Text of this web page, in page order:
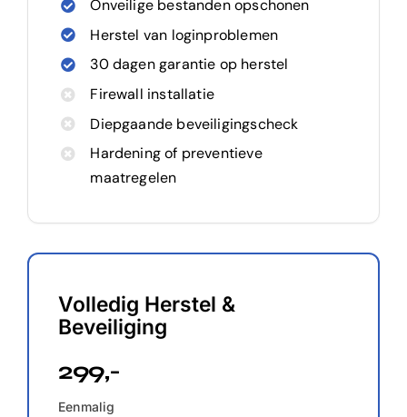
Onveilige bestanden opschonen
Herstel van loginproblemen
30 dagen garantie op herstel
Firewall installatie
Diepgaande beveiligingscheck
Hardening of preventieve
maatregelen
Volledig Herstel &
Beveiliging
299,-
Eenmalig